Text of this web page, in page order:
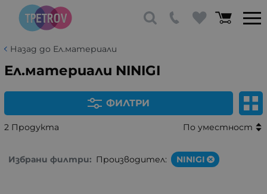
Назад до Ел.материали
Ел.материали NINIGI
ФИЛТРИ
2 Продукта По уместност
Избрани филтри: Производител: NINIGI